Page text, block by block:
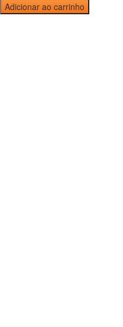
Adicionar ao carrinho